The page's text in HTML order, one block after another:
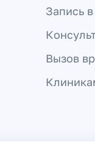
Запись
Вызов